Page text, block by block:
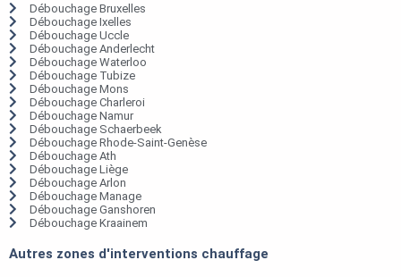
Débouchage Bruxelles
Débouchage Ixelles
Débouchage Uccle
Débouchage Anderlecht
Débouchage Waterloo
Débouchage Tubize
Débouchage Mons
Débouchage Charleroi
Débouchage Namur
Débouchage Schaerbeek
Débouchage Rhode-Saint-Genèse
Débouchage Ath
Débouchage Liège
Débouchage Arlon
Débouchage Manage
Débouchage Ganshoren
Débouchage Kraainem
Autres zones d'interventions chauffage